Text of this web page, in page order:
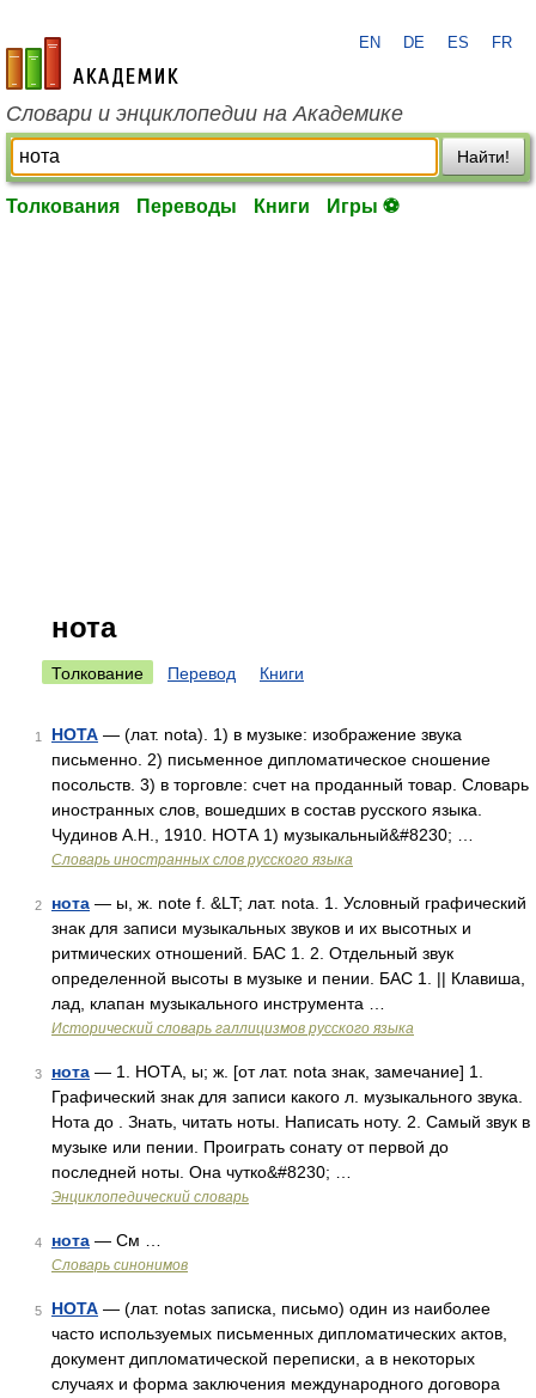
academic.ru
EN DE ES FR
Словари и энциклопедии на Академике
Найти!
Толкования Переводы Книги Игры ⚽
нота
Толкование Перевод Книги
1 НОТА — (лат. nota). 1) в музыке: изображение звука
письменно. 2) письменное дипломатическое сношение
посольств. 3) в торговле: счет на проданный товар. Словарь
иностранных слов, вошедших в состав русского языка.
Чудинов А.Н., 1910. НОТА 1) музыкальный&#8230; …
Словарь иностранных слов русского языка
2 нота — ы, ж. note f. &LT; лат. nota. 1. Условный графический
знак для записи музыкальных звуков и их высотных и
ритмических отношений. БАС 1. 2. Отдельный звук
определенной высоты в музыке и пении. БАС 1. || Клавиша,
лад, клапан музыкального инструмента …
Исторический словарь галлицизмов русского языка
3 нота — 1. НОТА, ы; ж. [от лат. nota знак, замечание] 1.
Графический знак для записи какого л. музыкального звука.
Нота до . Знать, читать ноты. Написать ноту. 2. Самый звук в
музыке или пении. Проиграть сонату от первой до
последней ноты. Она чутко&#8230; …
Энциклопедический словарь
4 нота — См …
Словарь синонимов
5 НОТА — (лат. notas записка, письмо) один из наиболее
часто используемых письменных дипломатических актов,
документ дипломатической переписки, а в некоторых
случаях и форма заключения международного договора